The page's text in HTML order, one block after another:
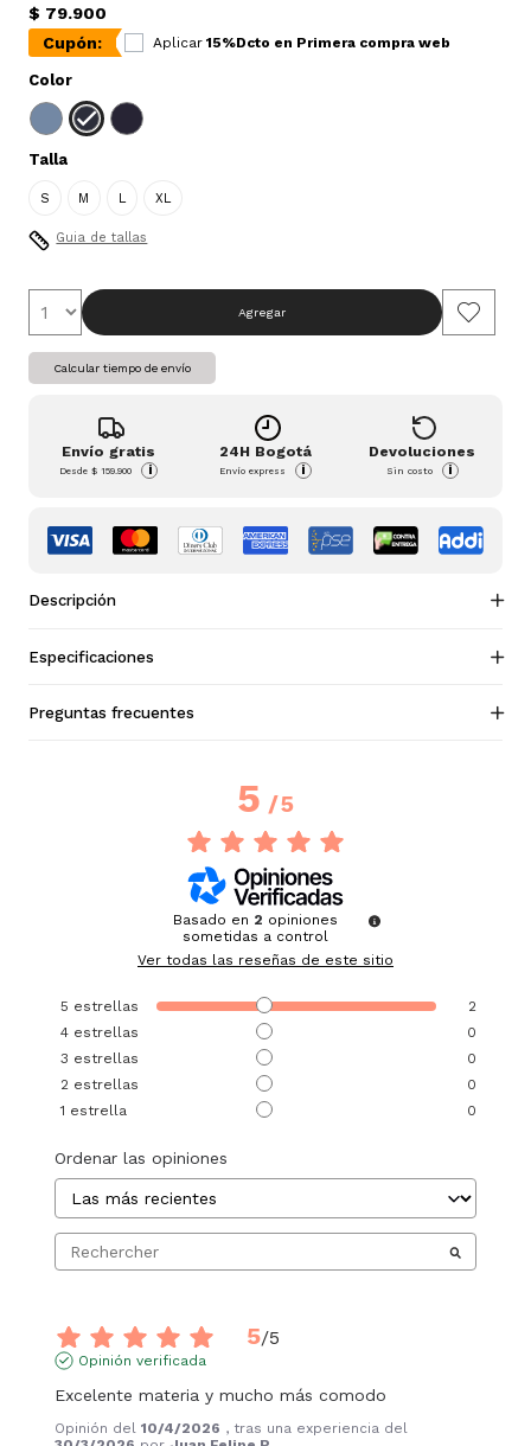
$ 79.900
Cupón:
Aplicar 15%Dcto en Primera compra web
Color
Talla
S M L XL
Guia de tallas
Agregar
Calcular tiempo de envío
Envío gratis
Desde$ 159.900 i
24H Bogotá
Envío express i
Devoluciones
Sin costo i
Descripción
Especificaciones
Preguntas frecuentes
5/5
Basado en 2 opiniones
sometidas a control
Ver todas las reseñas de este sitio
5 estrellas
2
4 estrellas
0
3 estrellas
0
2 estrellas
0
1 estrella 0
Ordenar las opiniones
5/5
Opinión verificada
Excelente materia y mucho más comodo
Opinión del 10/4/2026 , tras una experiencia del